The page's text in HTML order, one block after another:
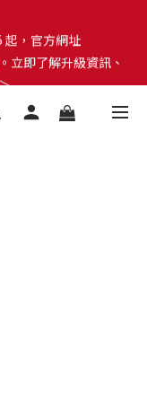
即了解升級資訊、
即了解升級資訊、
金！全館滿 $1,500 享